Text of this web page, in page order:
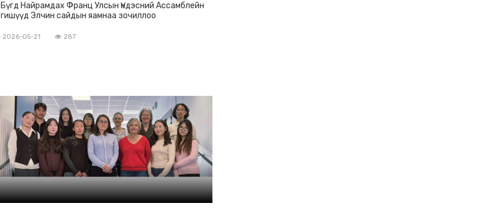
Бүгд Найрамдах Франц Улсын Үндэсний Ассамблейн
гишүүд Элчин сайдын яамнаа зочиллоо
2026-05-21 287